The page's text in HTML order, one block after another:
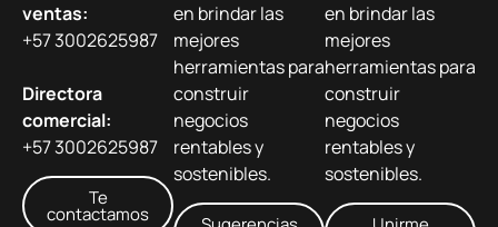
ventas:
+57 3002625987
Directora
comercial:
+57 3002625987
Te
contactamos
en brindar las
mejores
herramientas para
construir
negocios
rentables y
sostenibles.
en brindar las
mejores
herramientas para
construir
negocios
rentables y
sostenibles.